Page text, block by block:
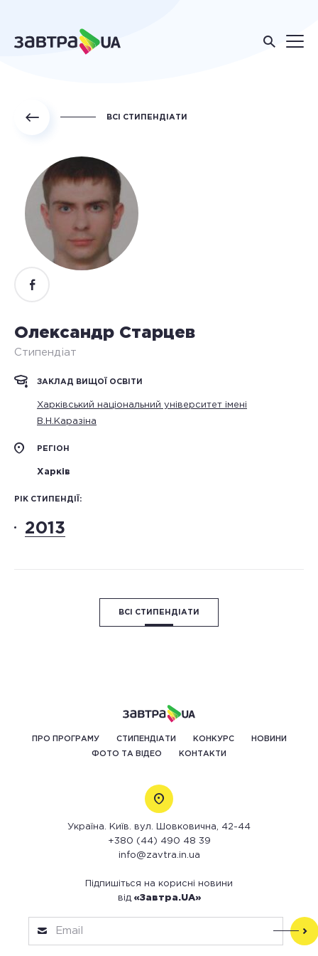
ВСІ СТИПЕНДІАТИ
Олександр Старцев
Стипендіат
ЗАКЛАД ВИЩОЇ ОСВІТИ
Харківський національний університет імені
В.Н.Каразіна
РЕГІОН
Харків
РІК СТИПЕНДІЇ:
2013
ВСІ СТИПЕНДІАТИ
ПРО ПРОГРАМУ СТИПЕНДІАТИ КОНКУРС НОВИНИ
ФОТО ТА ВІДЕО КОНТАКТИ
Україна. Київ. вул. Шовковична, 42-44
+380 (44) 490 48 39
info@zavtra.in.ua
Підпишіться на корисні новини
від «Завтра.UA»